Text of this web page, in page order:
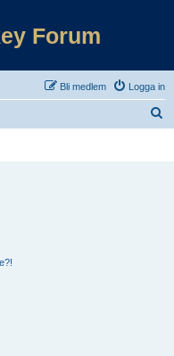
Forum
Logga in
Bli medlem